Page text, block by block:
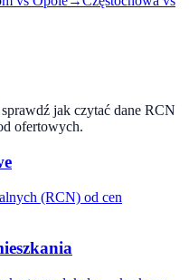
jak czytać dane RCN
ofertowych.
(RCN) od cen